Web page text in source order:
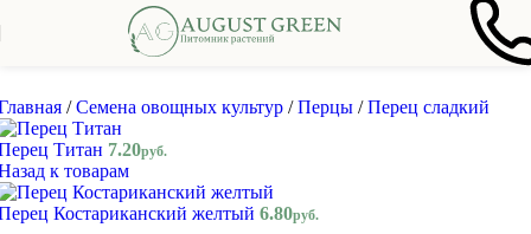
Skip to navigation Skip to main content
/ Семена овощных культур / Перцы / Перец сладкий
Титан 7.20руб.
к товарам
Костариканский желтый 6.80руб.